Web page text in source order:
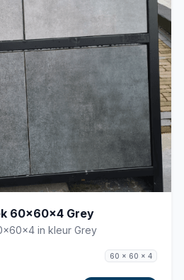
60x60x4 Grey
in kleur Grey
60 x 60 x 4